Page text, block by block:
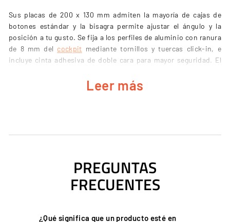
Sus placas de 200 x 130 mm admiten la mayoría de cajas de
botones estándar y la bisagra permite ajustar el ángulo y la
posición a tu gusto. Se fija a los perfiles de aluminio con ranura
de 8 mm del cockpit mediante tornillos y tuercas click-in, e
incluye cinta adhesiva de doble cara para mayor seguridad. El
posición personalizables.
Placas de 200 x 130 mm, compatibles con la mayoría de
Leer más
PREGUNTAS
FRECUENTES
¿Qué significa que un producto esté en